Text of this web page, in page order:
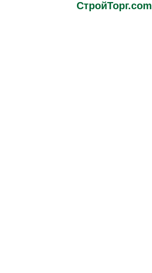
СтройТорг.com